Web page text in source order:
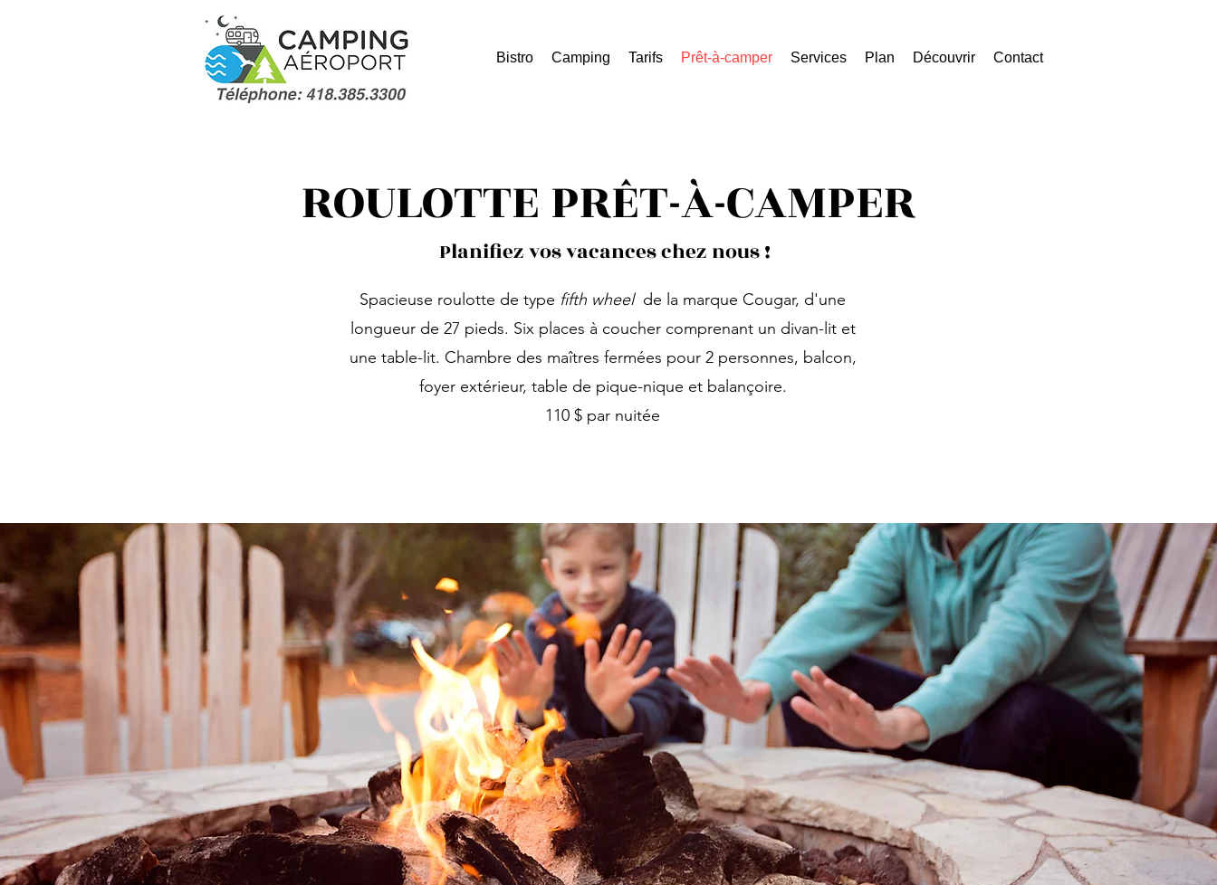
Bistro Camping Tarifs Prêt-à-camper Services Plan Découvrir Contact
ROULOTTE PRÊT-À-CAMPER
Planifiez vos vacances chez nous !
Spacieuse roulotte de type fifth wheelde la marque Cougar, d'une
longueur de 27 pieds. Six places à coucher comprenant un divan-lit et
une table-lit. Chambre des maîtres fermées pour 2 personnes, balcon,
foyer extérieur, table de pique-nique et balançoire.
110 $ par nuitée